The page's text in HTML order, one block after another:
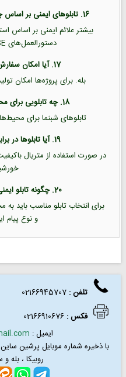
16. تابلوهای ایمنی بر اساس چه استانداردی طراحی می‌شوند؟
دستورالعمل‌های HSE طراحی می‌شوند.
17. آیا امکان سفارش تعداد بالا وجود دارد؟
بله. برای پروژه‌ها امکان
18. چه تابلویی برای محیط تاریک مناسب است؟
تابلوهای شبنما برای
19. آیا تابلوها در برابر آفتاب مقاوم هستند؟
در صورت استفاده از متریال
20. چگونه تابلو ایمنی مناسب انتخاب کنیم؟
برای انتخاب تابلو مناسب باید
و نوع پیام
تلفن :
فکس:
02166910676
ایمیل :
با ذخیره شماره موبایل پرشین
روبیکا ، بله